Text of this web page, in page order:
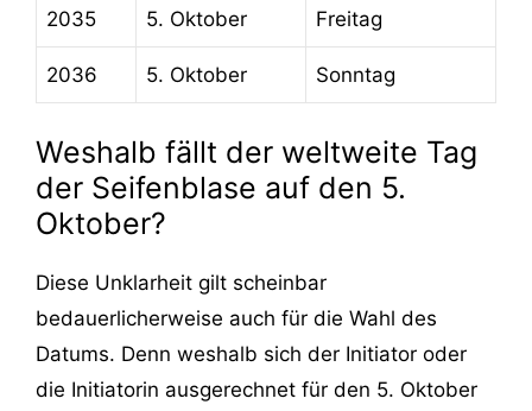
2035 5. Oktober Freitag
2036 5. Oktober Sonntag
Weshalb fällt der weltweite Tag
der Seifenblase auf den 5.
Oktober?
Diese Unklarheit gilt scheinbar
bedauerlicherweise auch für die Wahl des
Datums. Denn weshalb sich der Initiator oder
die Initiatorin ausgerechnet für den 5. Oktober